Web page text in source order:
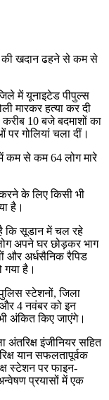
की खदान ढहने से कम से
में यूनाइटेड पीपुल्स
मारकर हत्या कर दी
10 बजे बदमाशों का
गोलियां चला दीं।
कम से कम 64 लोग मारे
करने के लिए किसी भी
है।
कि सूडान में चल रहे
अपने घर छोड़कर भाग
और अर्धसैनिक रैपिड
गया है।
स्टेशनों, जिला
और 4 नवंबर को इन
अंकित किए जाएंगे।
इंजीनियर सहित
यान सफलतापूर्वक
स्टेशन पर फाइन-
प्रयासों में एक